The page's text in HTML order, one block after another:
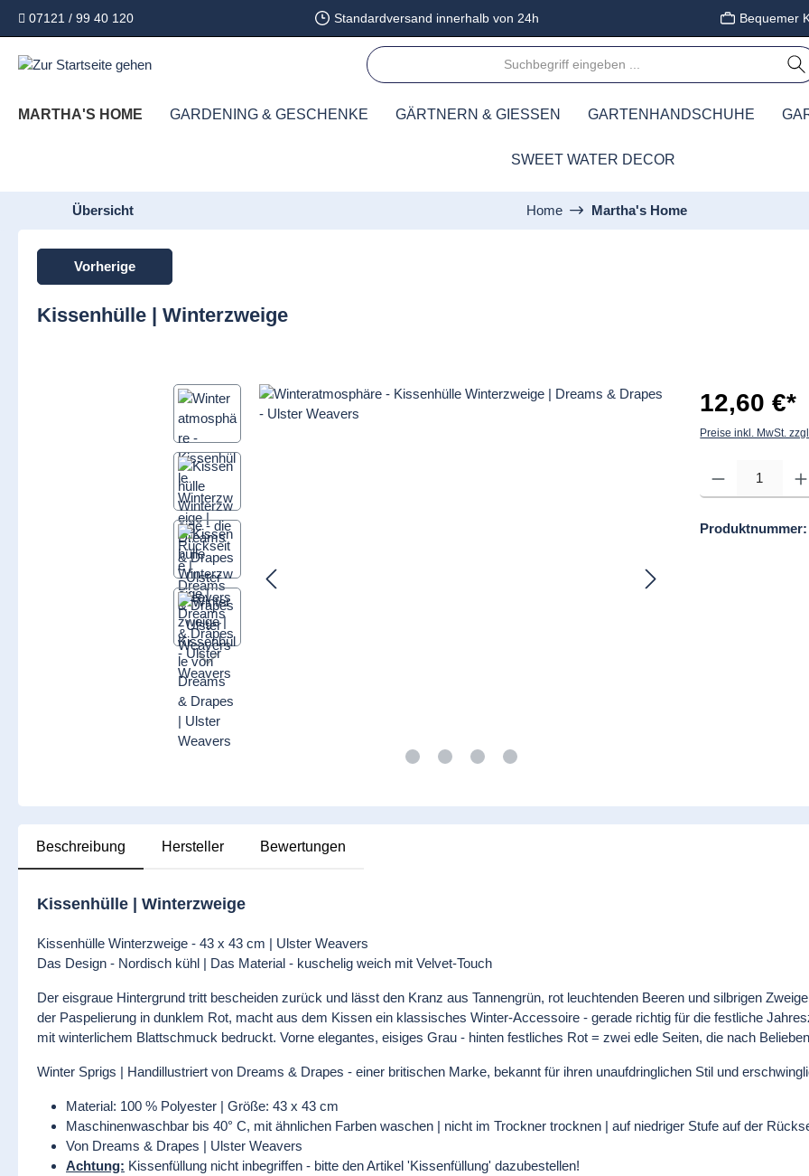
Zur Hauptnavigation springen
07121 / 99 40 120 Standardversand innerhalb von 24h Bequemer
MARTHA'S HOME GARDENING & GESCHENKE GÄRTNERN & GIESSEN GARTENHANDSCHUHE
SWEET WATER DECOR
Übersicht Home Martha's Home
Vorherige
Kissenhülle | Winterzweige
Bildergalerie überspringen 12,60 €*
Preise inkl. MwSt.
Produkt Anzahl: Gib
Produktnummer:
Beschreibung Hersteller Bewertungen
Kissenhülle | Winterzweige
Kissenhülle Winterzweige - 43 x 43 cm | Ulster Weavers
Das Design - Nordisch kühl | Das Material - kuschelig weich mit Velvet-Touch
Der eisgraue Hintergrund tritt bescheiden zurück und lässt den Kranz aus Tannengrün, rot leuchtenden Beeren und silbrigen
der Paspelierung in dunklem Rot, macht aus dem Kissen ein klassisches Winter-Accessoire - gerade richtig für die festliche
mit winterlichem Blattschmuck bedruckt. Vorne elegantes, eisiges Grau - hinten festliches Rot = zwei edle Seiten, die nach
Winter Sprigs | Handillustriert von Dreams & Drapes - einer britischen Marke, bekannt für ihren unaufdringlichen Stil und
Material: 100 % Polyester | Größe: 43 x 43 cm
Maschinenwaschbar bis 40° C, mit ähnlichen Farben waschen | nicht im Trockner trocknen | auf niedriger Stufe auf der
Von Dreams & Drapes | Ulster Weavers
Achtung: Kissenfüllung nicht inbegriffen - bitte den Artikel 'Kissenfüllung' dazubestellen!